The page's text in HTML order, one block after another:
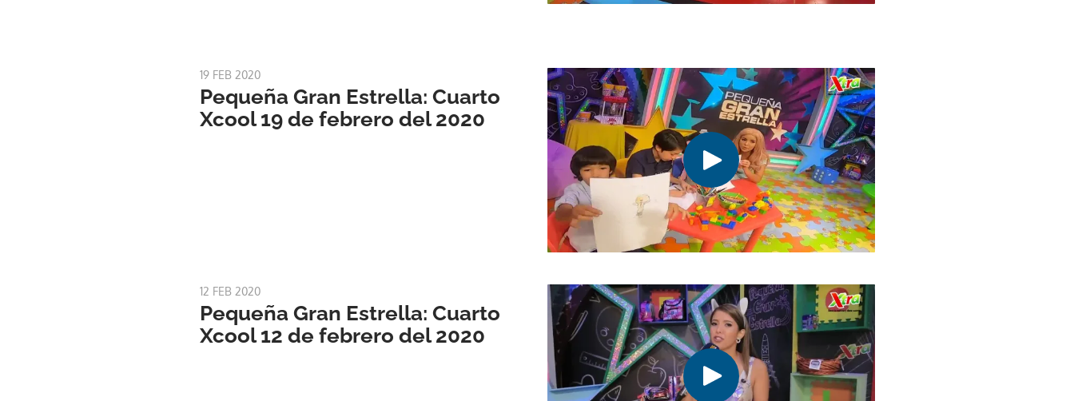
19 FEB 2020
Pequeña Gran Estrella: Cuarto
Xcool 19 de febrero del 2020
12 FEB 2020
Pequeña Gran Estrella: Cuarto
Xcool 12 de febrero del 2020